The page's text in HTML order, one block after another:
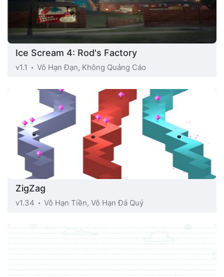
Ice Scream 4: Rod's Factory
v1.1 Vô Hạn Đạn, Không Quảng Cáo
ZigZag
v1.34 Vô Hạn Tiền, Vô Hạn Đá Quý